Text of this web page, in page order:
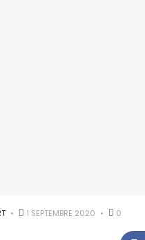
1 SEPTEMBRE 2020 0